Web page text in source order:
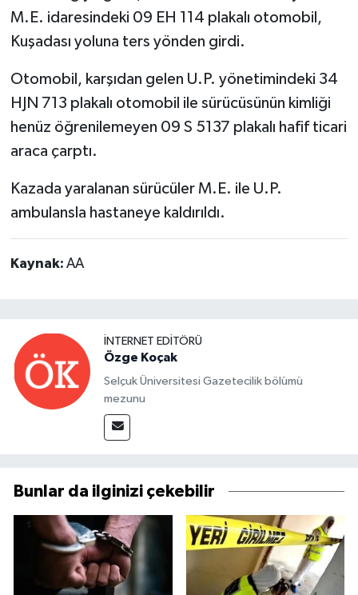
M.E. idaresindeki 09 EH 114 plakalı otomobil,
Kuşadası yoluna ters yönden girdi.
Otomobil, karşıdan gelen U.P. yönetimindeki 34
HJN 713 plakalı otomobil ile sürücüsünün kimliği
henüz öğrenilemeyen 09 S 5137 plakalı hafif ticari
araca çarptı.
Kazada yaralanan sürücüler M.E. ile U.P.
ambulansla hastaneye kaldırıldı.
Kaynak: AA
İNTERNET EDITÖRÜ
Özge Koçak
Selçuk Üniversitesi Gazetecilik bölümü
mezunu
Bunlar da ilginizi çekebilir